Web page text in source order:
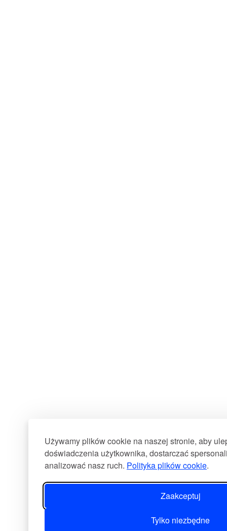
Używamy plików cookie na naszej stronie, aby
doświadczenia użytkownika, dostarczać
analizować nasz ruch. Polityka plików cookie.
Zaakceptuj
Tylko niezbędne